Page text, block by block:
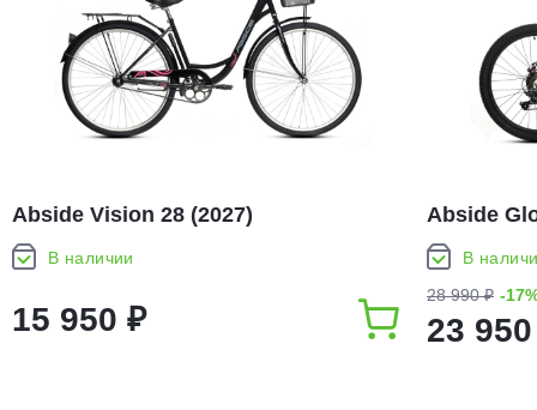
Abside Vision 28 (2027)
В наличии
15 950 ₽
Abside
В
28 990 ₽ -
23